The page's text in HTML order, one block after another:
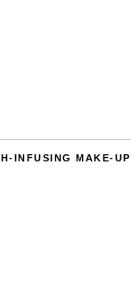
INFUSING MAKE-UP